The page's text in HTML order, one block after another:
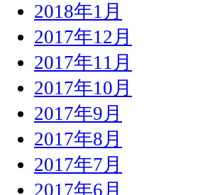
2018年1月
2017年12月
2017年11月
2017年10月
2017年9月
2017年8月
2017年7月
2017年6月